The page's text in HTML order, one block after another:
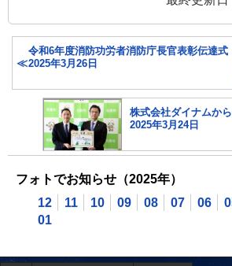
令和6年度消防功労者消防庁長官表彰伝達式
2025年3月26日
株式会社ダイナムか
2025年3月24日
フォトでお知らせ（2025年）
12
11 10 09 08 07 06
01